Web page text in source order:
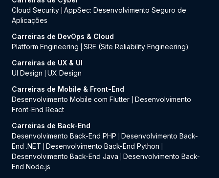
Cloud Security AppSec: Desenvolvimento Seguro de
Aplicações
Carreiras de DevOps & Cloud
Platform Engineering
SRE (Site Reliability Engineering)
Carreiras de UX & UI
UI Design
UX Design
Carreiras de Mobile & Front-End
Desenvolvimento Mobile com Flutter
Desenvolvimento
Front-End React
Carreiras de Back-End
Desenvolvimento Back-End PHP
Desenvolvimento Back-
End .NET
Desenvolvimento Back-End Python
Desenvolvimento Back-End Java
Desenvolvimento Back-
End Node.js